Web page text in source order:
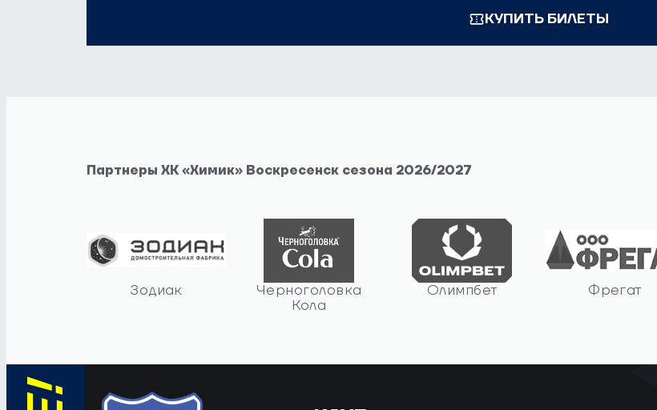
КУПИТЬ БИЛЕТЫ
Партнеры ХК «Химик» Воскресенск сезона 2026/2027
Зодиак
Черноголовка
Кола
Олимпбет Фрегат